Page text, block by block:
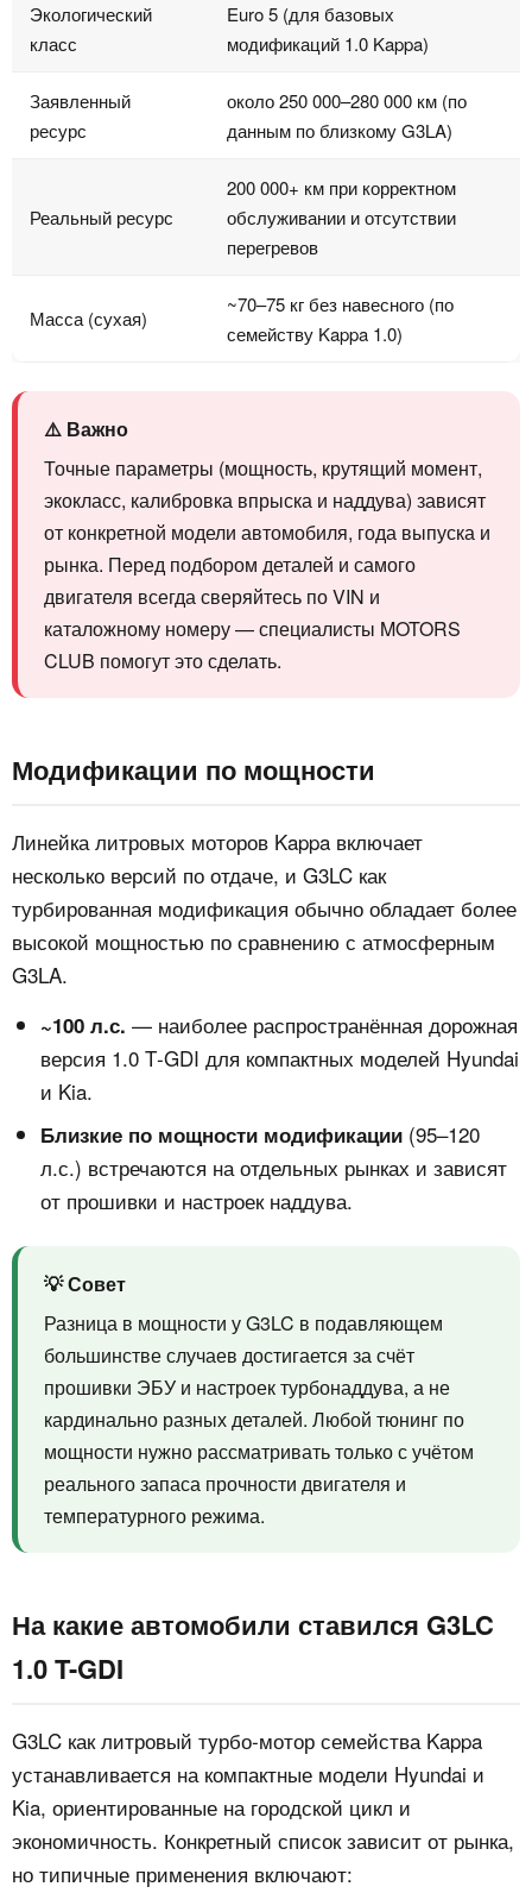
Экологический
класс
Euro 5 (для базовых
модификаций 1.0 Kappa)
Заявленный
ресурс
около 250 000–280 000 км (по
данным по близкому G3LA)
Реальный ресурс
200 000+ км при корректном
обслуживании и отсутствии
перегревов
Масса (сухая)
~70–75 кг без навесного (по
семейству Kappa 1.0)
⚠️ Важно
Точные параметры (мощность, крутящий момент,
экокласс, калибровка впрыска и наддува) зависят
от конкретной модели автомобиля, года выпуска и
рынка. Перед подбором деталей и самого
двигателя всегда сверяйтесь по VIN и
каталожному номеру — специалисты MOTORS
CLUB помогут это сделать.
Модификации по мощности
Линейка литровых моторов Kappa включает
несколько версий по отдаче, и G3LC как
турбированная модификация обычно обладает более
высокой мощностью по сравнению с атмосферным
G3LA.
~100 л.с. — наиболее распространённая дорожная
версия 1.0 T‑GDI для компактных моделей Hyundai
и Kia.
Близкие по мощности модификации (95–120
л.с.) встречаются на отдельных рынках и зависят
от прошивки и настроек наддува.
💡 Совет
Разница в мощности у G3LC в подавляющем
большинстве случаев достигается за счёт
прошивки ЭБУ и настроек турбонаддува, а не
кардинально разных деталей. Любой тюнинг по
мощности нужно рассматривать только с учётом
реального запаса прочности двигателя и
температурного режима.
На какие автомобили ставился G3LC
1.0 T-GDI
G3LC как литровый турбо‑мотор семейства Kappa
устанавливается на компактные модели Hyundai и
Kia, ориентированные на городской цикл и
экономичность. Конкретный список зависит от рынка,
но типичные применения включают: